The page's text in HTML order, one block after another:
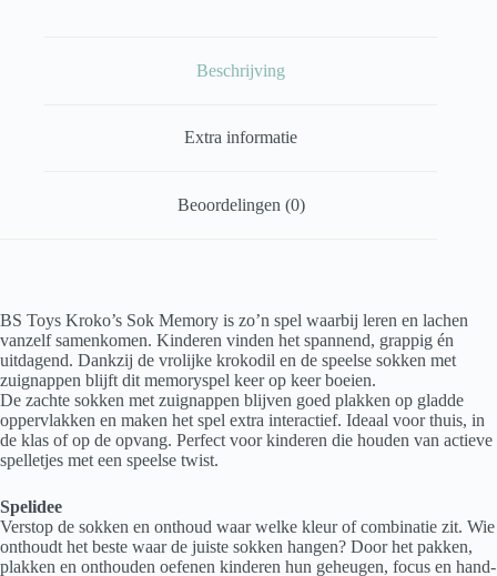
Beschrijving
Extra informatie
Beoordelingen (0)
BS Toys Kroko’s Sok Memory is zo’n spel waarbij leren en lachen
vanzelf samenkomen. Kinderen vinden het spannend, grappig én
uitdagend. Dankzij de vrolijke krokodil en de speelse sokken met
zuignappen blijft dit memoryspel keer op keer boeien.
De zachte sokken met zuignappen blijven goed plakken op gladde
oppervlakken en maken het spel extra interactief. Ideaal voor thuis, in
de klas of op de opvang. Perfect voor kinderen die houden van actieve
spelletjes met een speelse twist.
Spelidee
Verstop de sokken en onthoud waar welke kleur of combinatie zit. Wie
onthoudt het beste waar de juiste sokken hangen? Door het pakken,
plakken en onthouden oefenen kinderen hun geheugen, focus en hand-